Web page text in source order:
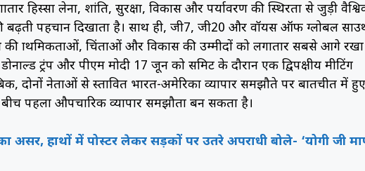
हिस्सा लेना, शांति, सुरक्षा, विकास और पर्यावरण की स्थिरता से जुड़ी
बढ़ती पहचान दिखाता है। साथ ही, जी7, जी20 और वॉयस ऑफ ग्लोबल
की प्राथमिकताओं, चिंताओं और विकास की उम्मीदों को लगातार सबसे आगे रखा
ट्रंप और पीएम मोदी 17 जून को समिट के दौरान एक द्विपक्षीय मीटिंग
दोनों नेताओं से प्रस्तावित भारत-अमेरिका व्यापार समझौते पर बातचीत में हुए
पहला औपचारिक व्यापार समझौता बन सकता है।
असर, हाथों में पोस्टर लेकर सड़कों पर उतरे अपराधी बोले- ‘योगी जी